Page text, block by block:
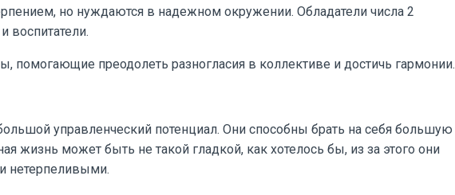
но нуждаются в надежном окружении. Обладатели числа 2
воспитатели.
преодолеть разногласия в коллективе и достичь гармонии.
управленческий потенциал. Они способны брать на себя большую
жизнь может быть не такой гладкой, как хотелось бы, из за этого они
нетерпеливыми.